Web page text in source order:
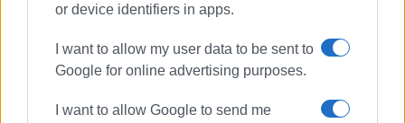
or device identifiers in apps.
I want to allow my user data to be sent to
Google for online advertising purposes.
I want to allow Google to send me